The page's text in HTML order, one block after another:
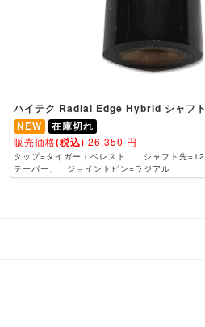
ハイテク Radial Edge Hybrid シャフト
NEW
在庫切れ
販売価格(税込) 26,350 円
タップ=タイガーエベレスト、 シャフト先
テーパー、 ジョイントピン=ラジアル